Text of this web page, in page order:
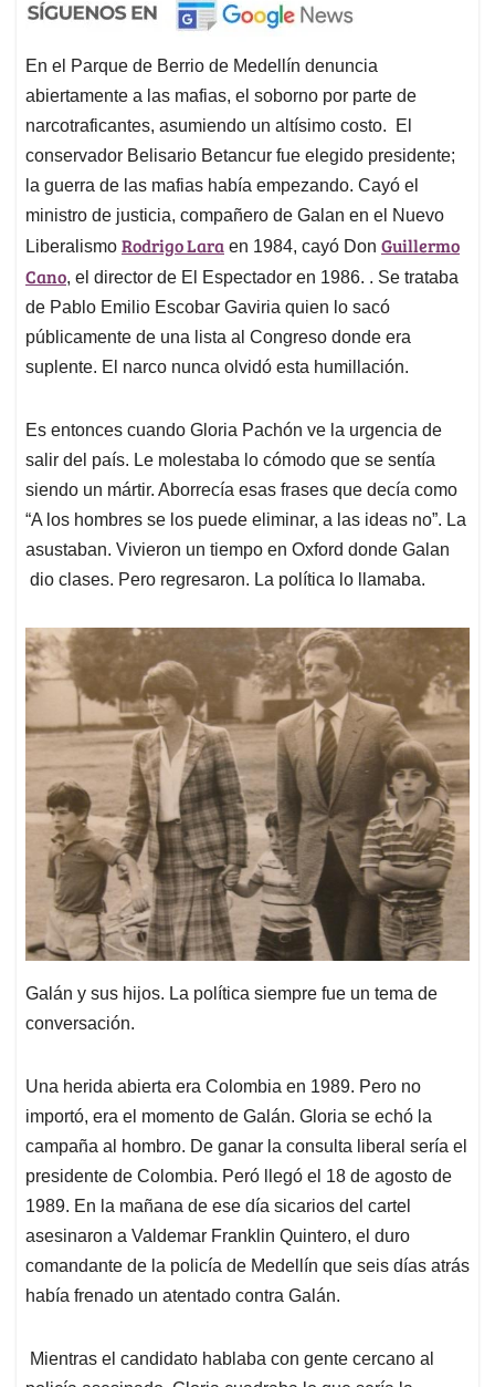
En el Parque de Berrio de Medellín denuncia
abiertamente a las mafias, el soborno por parte de
narcotraficantes, asumiendo un altísimo costo. El
conservador Belisario Betancur fue elegido presidente;
la guerra de las mafias había empezando. Cayó el
ministro de justicia, compañero de Galan en el Nuevo
Liberalismo Rodrigo Lara en 1984, cayó Don Guillermo
Cano, el director de El Espectador en 1986. . Se trataba
de Pablo Emilio Escobar Gaviria quien lo sacó
públicamente de una lista al Congreso donde era
suplente. El narco nunca olvidó esta humillación.
Es entonces cuando Gloria Pachón ve la urgencia de
salir del país. Le molestaba lo cómodo que se sentía
siendo un mártir. Aborrecía esas frases que decía como
“A los hombres se los puede eliminar, a las ideas no”. La
asustaban. Vivieron un tiempo en Oxford donde Galan
dio clases. Pero regresaron. La política lo llamaba.
Galán y sus hijos. La política siempre fue un tema de
conversación.
Una herida abierta era Colombia en 1989. Pero no
importó, era el momento de Galán. Gloria se echó la
campaña al hombro. De ganar la consulta liberal sería el
presidente de Colombia. Peró llegó el 18 de agosto de
1989. En la mañana de ese día sicarios del cartel
asesinaron a Valdemar Franklin Quintero, el duro
comandante de la policía de Medellín que seis días atrás
había frenado un atentado contra Galán.
Mientras el candidato hablaba con gente cercano al